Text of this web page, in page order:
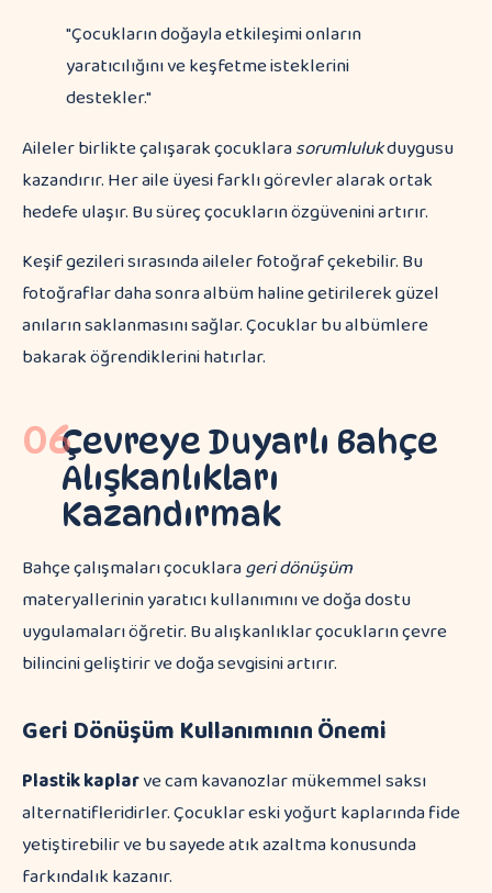
"Çocukların doğayla etkileşimi onların
yaratıcılığını ve keşfetme isteklerini
destekler."
Aileler birlikte çalışarak çocuklarasorumlulukduygusu
kazandırır. Her aile üyesi farklı görevler alarak ortak
hedefe ulaşır. Bu süreç çocukların özgüvenini artırır.
Keşif gezileri sırasında aileler fotoğraf çekebilir. Bu
fotoğraflar daha sonra albüm haline getirilerek güzel
anıların saklanmasını sağlar. Çocuklar bu albümlere
bakarak öğrendiklerini hatırlar.
06Çevreye Duyarlı Bahçe
Alışkanlıkları
Kazandırmak
Bahçe çalışmaları çocuklarageri dönüşüm
materyallerinin yaratıcı kullanımını ve doğa dostu
uygulamaları öğretir. Bu alışkanlıklar çocukların çevre
bilincini geliştirir ve doğa sevgisini artırır.
Geri Dönüşüm Kullanımının Önemi
Plastik kaplarve cam kavanozlar mükemmel saksı
alternatifleridirler. Çocuklar eski yoğurt kaplarında fide
yetiştirebilir ve bu sayede atık azaltma konusunda
farkındalık kazanır.